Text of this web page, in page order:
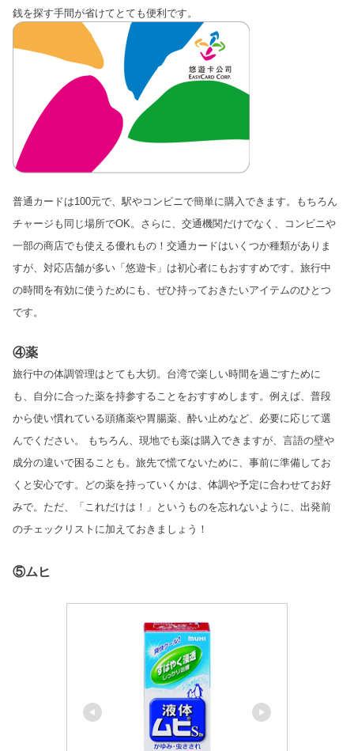
銭を探す手間が省けてとても便利です。
普通カードは100元で、駅やコンビニで簡単に購入できます。もちろん
チャージも同じ場所でOK。さらに、交通機関だけでなく、コンビニや
一部の商店でも使える優れもの！交通カードはいくつか種類がありま
すが、対応店舗が多い「悠遊卡」は初心者にもおすすめです。旅行中
の時間を有効に使うためにも、ぜひ持っておきたいアイテムのひとつ
です。
④薬
旅行中の体調管理はとても大切。台湾で楽しい時間を過ごすために
も、自分に合った薬を持参することをおすすめします。例えば、普段
から使い慣れている頭痛薬や胃腸薬、酔い止めなど、必要に応じて選
んでください。 もちろん、現地でも薬は購入できますが、言語の壁や
成分の違いで困ることも。旅先で慌てないために、事前に準備してお
くと安心です。どの薬を持っていくかは、体調や予定に合わせてお好
みで。ただ、「これだけは！」というものを忘れないように、出発前
のチェックリストに加えておきましょう！
⑤ムヒ